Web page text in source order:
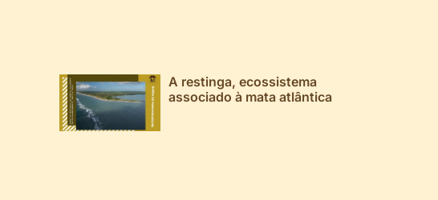
A restinga, ecossistema
associado à mata atlântica